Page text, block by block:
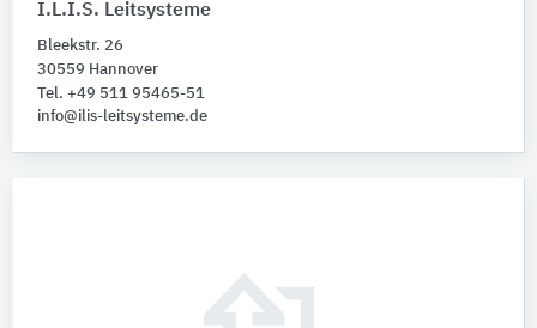
I.L.I.S. Leitsysteme
Bleekstr. 26
30559 Hannover
Tel. +49 511 95465-51
info@ilis-leitsysteme.de